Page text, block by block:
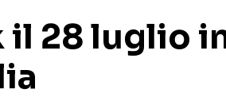
il 28 luglio